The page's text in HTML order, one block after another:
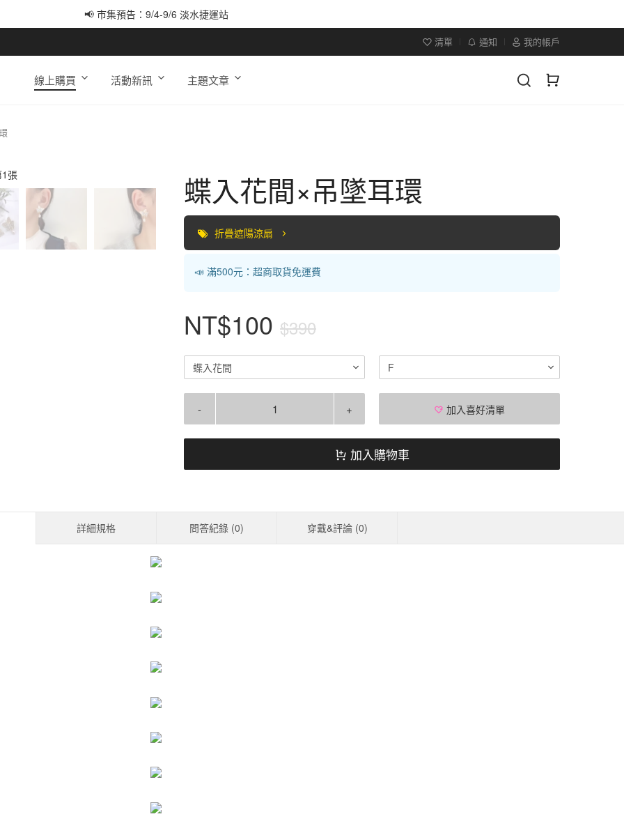
📢 市集預告：9/4-9/6 淡水捷運站
清單 通知 我的帳戶
線上購買 活動新訊 主題文章
蝶入花間×吊墜耳環
折疊遮陽涼扇
📣 滿500元：超商取貨免運費
NT$100 $390
蝶入花間 F
- + 加入喜好清單
加入購物車
詳細規格 問答紀錄 (0) 穿戴&評論 (0)